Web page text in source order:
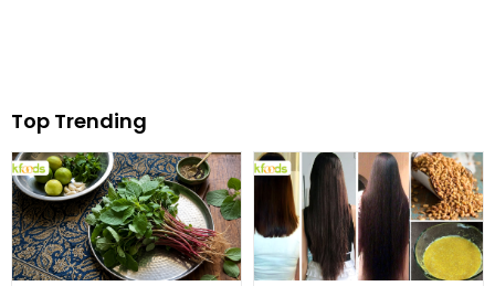
Top Trending